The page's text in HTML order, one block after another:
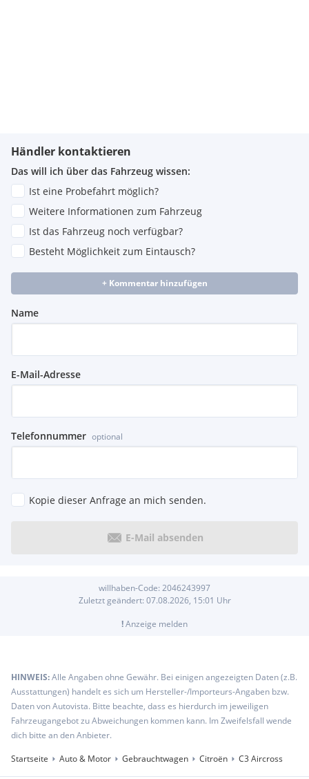
Händler kontaktieren
Das will ich über das Fahrzeug wissen:
Ist eine Probefahrt möglich?
Weitere Informationen zum Fahrzeug
Ist das Fahrzeug noch verfügbar?
Besteht Möglichkeit zum Eintausch?
+ Kommentar hinzufügen
Name
E-Mail-Adresse
Telefonnummer optional
Kopie dieser Anfrage an mich senden.
E-Mail absenden
willhaben-Code: 2046243997
Zuletzt geändert: 07.08.2026, 15:01 Uhr
!Anzeige melden
HINWEIS:Alle Angaben ohne Gewähr. Bei einigen angezeigten Daten (z.B.
Ausstattungen) handelt es sich um Hersteller-/Importeurs-Angaben bzw.
Daten von Autovista. Bitte beachte, dass es hierdurch im jeweiligen
Fahrzeugangebot zu Abweichungen kommen kann. Im Zweifelsfall wende
dich bitte an den Anbieter.
Startseite
Auto & Motor Gebrauchtwagen Citroën C3 Aircross